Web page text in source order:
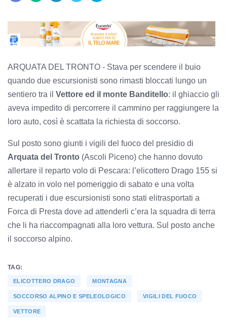
ARQUATA DEL TRONTO - Stava per scendere il buio
quando due escursionisti sono rimasti bloccati lungo un
sentiero tra il Vettore ed il monte Banditello: il ghiaccio gli
aveva impedito di percorrere il cammino per raggiungere la
loro auto, così è scattata la richiesta di soccorso.
Sul posto sono giunti i vigili del fuoco del presidio di
Arquata del Tronto (Ascoli Piceno) che hanno dovuto
allertare il reparto volo di Pescara: l’elicottero Drago 155 si
è alzato in volo nel pomeriggio di sabato e una volta
recuperati i due escursionisti sono stati elitrasportati a
Forca di Presta dove ad attenderli c’era la squadra di terra
che li ha riaccompagnati alla loro vettura. Sul posto anche
il soccorso alpino.
TAG:
ELICOTTERO DRAGO MONTAGNA
SOCCORSO ALPINO E SPELEOLOGICO VIGILI DEL FUOCO
VETTORE